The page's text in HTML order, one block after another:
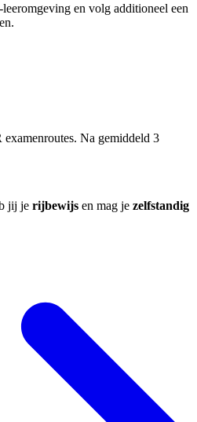
en volg additioneel een
Na gemiddeld 3
jij je rijbewijs en mag je zelfstandig